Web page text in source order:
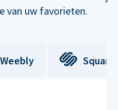
van uw favorieten.
Weebly